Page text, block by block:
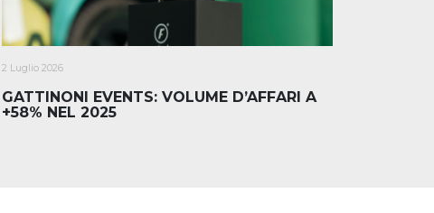
2 Luglio 2026
GATTINONI EVENTS: VOLUME D’AFFARI A
+58% NEL 2025